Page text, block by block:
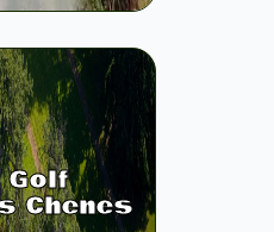
Chenes